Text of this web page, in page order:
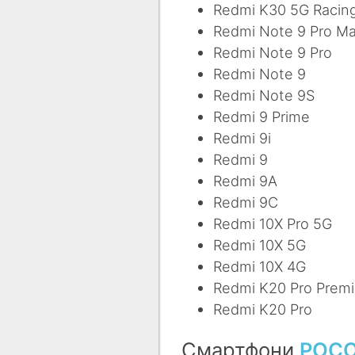
Redmi K30 5G
Redmi Note 9 Pro
Redmi Note 9 Pro
Redmi Note 9
Redmi Note 9S
Redmi 9 Prime
Redmi 9і
Redmi 9
Redmi 9А
Redmi 9C
Redmi 10X Pro 5G
Redmi 10X 5G
Redmi 10X 4G
Redmi K20 Pro
Redmi K20 Pro
Смартфони